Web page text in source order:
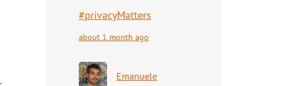
.
#privacyMatters
about 1 month ago
Emanuele